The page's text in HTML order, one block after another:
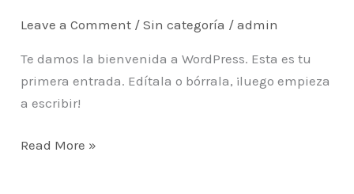
Leave a Comment /Sin categoría /admin
Te damos la bienvenida a WordPress. Esta es tu
primera entrada. Edítala o bórrala, ¡luego empieza
a escribir!
Read More »